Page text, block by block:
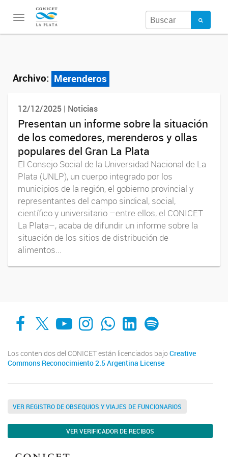
Toggle
navigation
Archivo: Merenderos
12/12/2025 | Noticias
Presentan un informe sobre la situación
de los comedores, merenderos y ollas
populares del Gran La Plata
El Consejo Social de la Universidad Nacional de La
Plata (UNLP), un cuerpo integrado por los
municipios de la región, el gobierno provincial y
representantes del campo sindical, social,
científico y universitario –entre ellos, el CONICET
La Plata–, acaba de difundir un informe sobre la
situación de los sitios de distribución de
alimentos...
Facebook
X YouTube
Instagram
Whats AppLinkedIn
Spotify
Los contenidos del CONICET están licenciados bajo Creative
Commons Reconocimiento 2.5 Argentina License
VER REGISTRO DE OBSEQUIOS Y VIAJES DE FUNCIONARIOS
VER VERIFICADOR DE RECIBOS